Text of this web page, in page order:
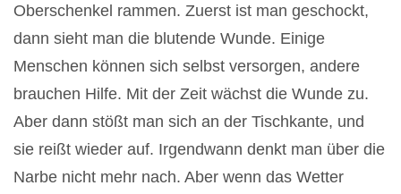
Oberschenkel rammen. Zuerst ist man geschockt,
dann sieht man die blutende Wunde. Einige
Menschen können sich selbst versorgen, andere
brauchen Hilfe. Mit der Zeit wächst die Wunde zu.
Aber dann stößt man sich an der Tischkante, und
sie reißt wieder auf. Irgendwann denkt man über die
Narbe nicht mehr nach. Aber wenn das Wetter